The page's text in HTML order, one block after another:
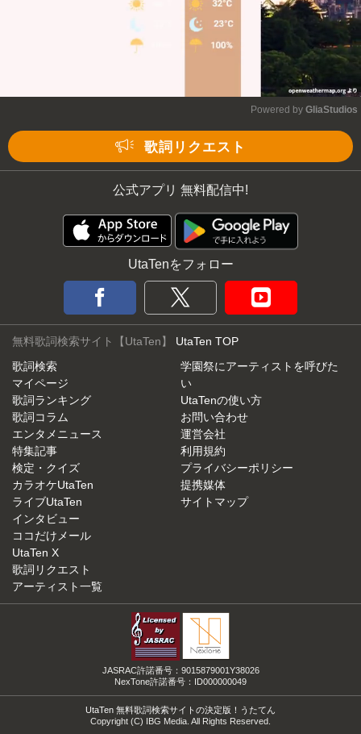
Powered by GliaStudios
歌詞リクエスト
公式アプリ 無料配信中!
UtaTenをフォロー
無料歌詞検索サイト【UtaTen】 UtaTen TOP
歌詞検索
マイページ
歌詞ランキング
歌詞コラム
エンタメニュース
特集記事
検定・クイズ
カラオケUtaTen
ライブUtaTen
インタビュー
ココだけメール
UtaTen X
歌詞リクエスト
アーティスト一覧
学園祭にアーティストを呼びた
い
UtaTenの使い方
お問い合わせ
運営会社
利用規約
プライバシーポリシー
提携媒体
サイトマップ
JASRAC許諾番号：9015879001Y38026
NexTone許諾番号：ID000000049
UtaTen 無料歌詞検索サイトの決定版！うたてん
Copyright (C) IBG Media. All Rights Reserved.